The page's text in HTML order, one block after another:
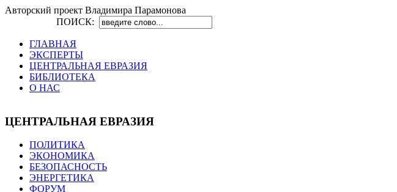
Авторский проект Владимира Парамонова
ПОИСК:
ГЛАВНАЯ
ЭКСПЕРТЫ
ЦЕНТРАЛЬНАЯ ЕВРАЗИЯ
БИБЛИОТЕКА
О НАС
ЦЕНТРАЛЬНАЯ ЕВРАЗИЯ
ПОЛИТИКА
ЭКОНОМИКА
БЕЗОПАСНОСТЬ
ЭНЕРГЕТИКА
ФОРУМ